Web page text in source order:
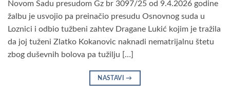
Novom Sadu presudom Gz br 3097/25 od 9.4.2026 godine
žalbu je usvojio pa preinačio presudu Osnovnog suda u
Loznici i odbio tužbeni zahtev Dragane Lukić kojim je tražila
da joj tuženi Zlatko Kokanovic naknadi nematrijalnu štetu
zbog duševnih bolova pa tužilju […]
NASTAVI→